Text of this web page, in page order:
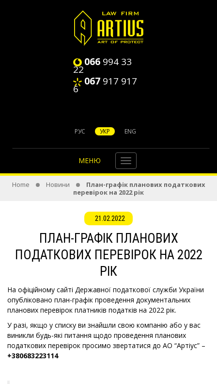
066994 33
22
067917 917
6
РУС УКР ENG
МЕНЮ
Home Новини
План-графік планових податкових
перевірок на 2022 рік
21.02.2022
ПЛАН-ГРАФІК ПЛАНОВИХ
ПОДАТКОВИХ ПЕРЕВІРОК НА 2022
РІК
На офіційному сайті Державної податкової служби України
опубліковано план-графік проведення документальних
планових перевірок платників податків на 2022 рік.
У разі, якщо у списку ви знайшли свою компанію або у вас
виникли будь-які питання щодо проведення планових
податкових перевірок просимо звертатися до АО “Артіус” –
+380683223114